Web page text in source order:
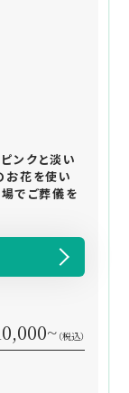
ンクと淡い
お花を使い
でご葬儀を
（税込）